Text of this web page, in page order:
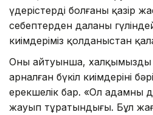
үдерістердің болғаны қазір
себептерден даланың
киімдеріміз қолданыстан
Оның айтуынша, халқымыздың
арналған бүкіл киімдерінің
ерекшелік бар. «Ол адамның
жауып тұратындығы. Бұл